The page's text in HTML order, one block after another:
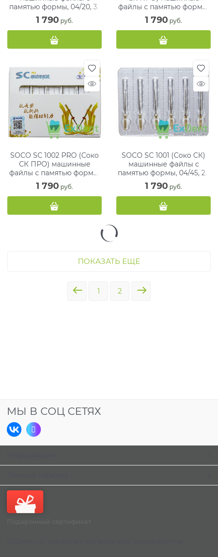
памятью формы, 04/20, 31
мм, блистер (6 шт)
1 790 руб.
файлы с памятью формы,
08/17, 19 мм, блистер (6
шт)
1 790 руб.
SOCO SC 1002 PRO (Соко
СК ПРО) машинные
файлы с памятью формы,
ассорти, 25 мм, блистер
(6 шт)
1 790 руб.
SOCO SC 1001 (Соко СК)
машинные файлы с
памятью формы, 04/45, 25
мм, блистер (6 шт)
1 790 руб.
ПОКАЗАТЬ ЕЩЕ
1 2
МЫ В СОЦ СЕТЯХ